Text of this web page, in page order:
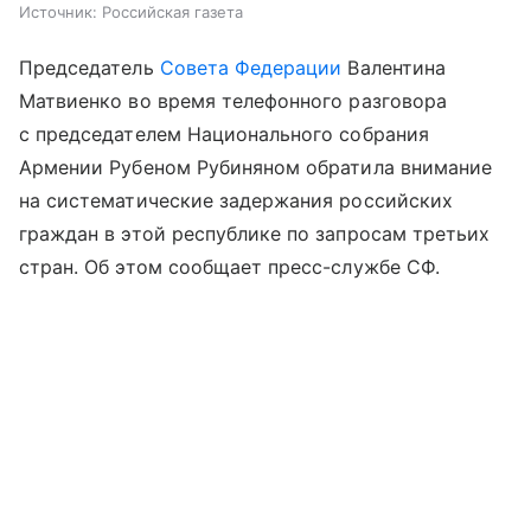
Источник: Российская газета
Председатель Совета Федерации Валентина
Матвиенко во время телефонного разговора
с председателем Национального собрания
Армении Рубеном Рубиняном обратила внимание
на систематические задержания российских
граждан в этой республике по запросам третьих
стран. Об этом сообщает пресс-службе СФ.